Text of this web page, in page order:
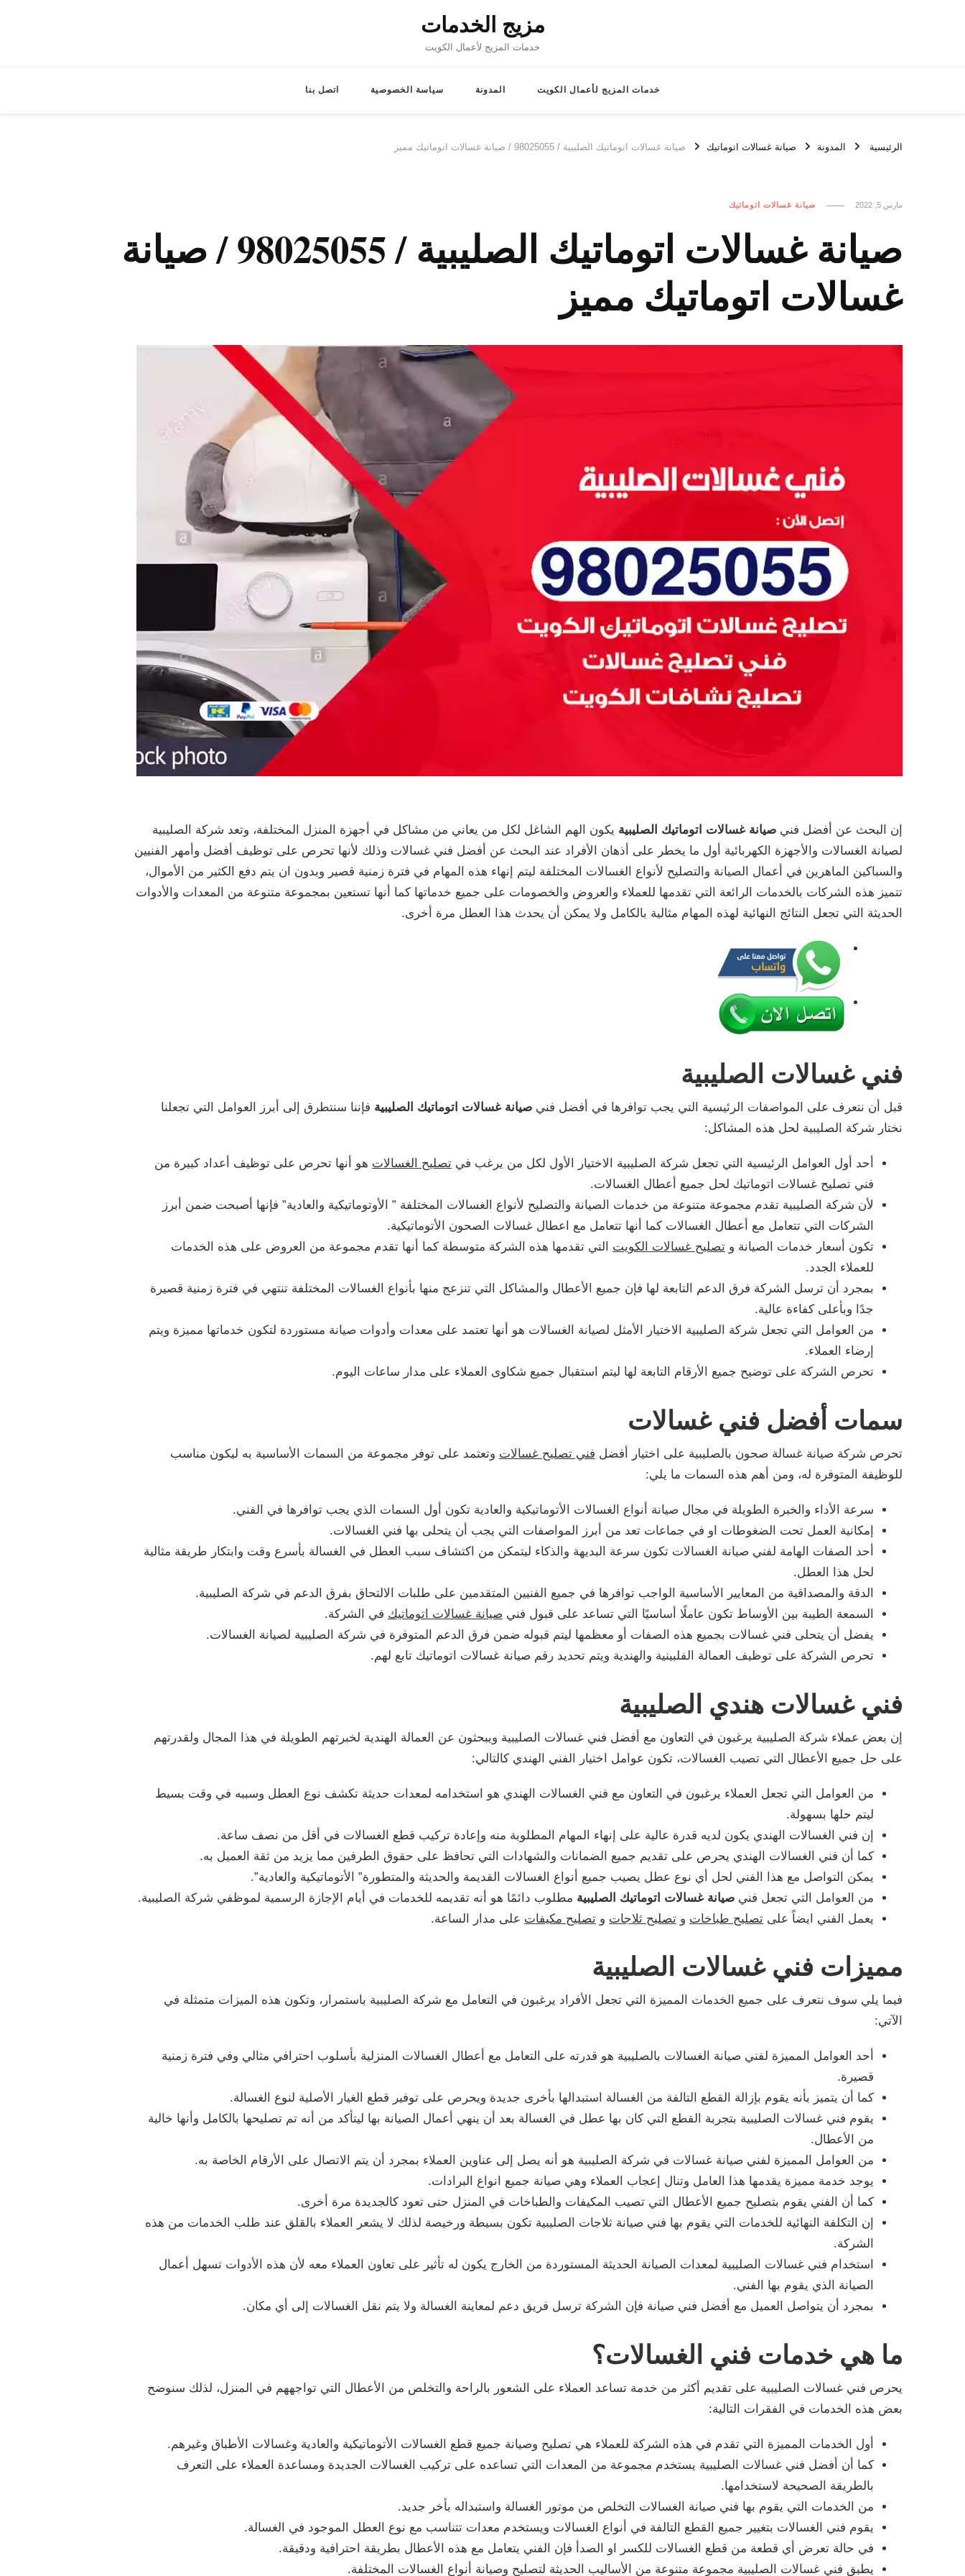
مزيج الخدمات
خدمات المزيج لأعمال الكويت
خدمات المزيج لأعمال الكويت المدونة سياسة الخصوصية اتصل بنا
الرئيسية المدونة صيانة غسالات اتوماتيك صيانة غسالات اتوماتيك الصليبية / 98025055 / صيانة غسالات اتوماتيك مميز
مارس 5, 2022 صيانة غسالات اتوماتيك
صيانة غسالات اتوماتيك الصليبية / 98025055 / صيانة
غسالات اتوماتيك مميز
إن البحث عن أفضل فني صيانة غسالات اتوماتيك الصليبية يكون الهم الشاغل لكل من يعاني من مشاكل في أجهزة المنزل المختلفة، وتعد شركة الصليبية
لصيانة الغسالات والأجهزة الكهربائية أول ما يخطر على أذهان الأفراد عند البحث عن أفضل فني غسالات وذلك لأنها تحرص على توظيف أفضل وأمهر الفنيين
والسباكين الماهرين في أعمال الصيانة والتصليح لأنواع الغسالات المختلفة ليتم إنهاء هذه المهام في فترة زمنية قصير وبدون ان يتم دفع الكثير من الأموال،
تتميز هذه الشركات بالخدمات الرائعة التي تقدمها للعملاء والعروض والخصومات على جميع خدماتها كما أنها تستعين بمجموعة متنوعة من المعدات والأدوات
الحديثة التي تجعل النتائج النهائية لهذه المهام مثالية بالكامل ولا يمكن أن يحدث هذا العطل مرة أخرى.
فني غسالات الصليبية
قبل أن نتعرف على المواصفات الرئيسية التي يجب توافرها في أفضل فني صيانة غسالات اتوماتيك الصليبية فإننا سنتطرق إلى أبرز العوامل التي تجعلنا
نختار شركة الصليبية لحل هذه المشاكل:
أحد أول العوامل الرئيسية التي تجعل شركة الصليبية الاختيار الأول لكل من يرغب في تصليح الغسالات هو أنها تحرص على توظيف أعداد كبيرة من
فني تصليح غسالات اتوماتيك لحل جميع أعطال الغسالات.
لأن شركة الصليبية تقدم مجموعة متنوعة من خدمات الصيانة والتصليح لأنواع الغسالات المختلفة ” الأوتوماتيكية والعادية” فإنها أصبحت ضمن أبرز
الشركات التي تتعامل مع أعطال الغسالات كما أنها تتعامل مع اعطال غسالات الصحون الأتوماتيكية.
تكون أسعار خدمات الصيانة و تصليح غسالات الكويت التي تقدمها هذه الشركة متوسطة كما أنها تقدم مجموعة من العروض على هذه الخدمات
للعملاء الجدد.
بمجرد أن ترسل الشركة فرق الدعم التابعة لها فإن جميع الأعطال والمشاكل التي تنزعج منها بأنواع الغسالات المختلفة تنتهي في فترة زمنية قصيرة
جدًا وبأعلى كفاءة عالية.
من العوامل التي تجعل شركة الصليبية الاختيار الأمثل لصيانة الغسالات هو أنها تعتمد على معدات وأدوات صيانة مستوردة لتكون خدماتها مميزة ويتم
إرضاء العملاء.
تحرص الشركة على توضيح جميع الأرقام التابعة لها ليتم استقبال جميع شكاوى العملاء على مدار ساعات اليوم.
سمات أفضل فني غسالات
تحرص شركة صيانة غسالة صحون بالصليبية على اختيار أفضل فني تصليح غسالات وتعتمد على توفر مجموعة من السمات الأساسية به ليكون مناسب
للوظيفة المتوفرة له، ومن أهم هذه السمات ما يلي:
سرعة الأداء والخبرة الطويلة في مجال صيانة أنواع الغسالات الأتوماتيكية والعادية تكون أول السمات الذي يجب توافرها في الفني.
إمكانية العمل تحت الضغوطات او في جماعات تعد من أبرز المواصفات التي يجب أن يتحلى بها فني الغسالات.
أحد الصفات الهامة لفني صيانة الغسالات تكون سرعة البديهة والذكاء ليتمكن من اكتشاف سبب العطل في الغسالة بأسرع وقت وابتكار طريقة مثالية
لحل هذا العطل.
الدقة والمصداقية من المعايير الأساسية الواجب توافرها في جميع الفنيين المتقدمين على طلبات الالتحاق بفرق الدعم في شركة الصليبية.
السمعة الطيبة بين الأوساط تكون عاملًا أساسيًا التي تساعد على قبول فني صيانة غسالات اتوماتيك في الشركة.
يفضل أن يتحلى فني غسالات بجميع هذه الصفات أو معظمها ليتم قبوله ضمن فرق الدعم المتوفرة في شركة الصليبية لصيانة الغسالات.
تحرص الشركة على توظيف العمالة الفلبينية والهندية ويتم تحديد رقم صيانة غسالات اتوماتيك تابع لهم.
فني غسالات هندي الصليبية
إن بعض عملاء شركة الصليبية يرغبون في التعاون مع أفضل فني غسالات الصليبية ويبحثون عن العمالة الهندية لخبرتهم الطويلة في هذا المجال ولقدرتهم
على حل جميع الأعطال التي تصيب الغسالات، تكون عوامل اختيار الفني الهندي كالتالي:
من العوامل التي تجعل العملاء يرغبون في التعاون مع فني الغسالات الهندي هو استخدامه لمعدات حديثة تكشف نوع العطل وسببه في وقت بسيط
ليتم حلها بسهولة.
إن فني الغسالات الهندي يكون لديه قدرة عالية على إنهاء المهام المطلوبة منه وإعادة تركيب قطع الغسالات في أقل من نصف ساعة.
كما أن فني الغسالات الهندي يحرص على تقديم جميع الضمانات والشهادات التي تحافظ على حقوق الطرفين مما يزيد من ثقة العميل به.
يمكن التواصل مع هذا الفني لحل أي نوع عطل يصيب جميع أنواع الغسالات القديمة والحديثة والمتطورة” الأتوماتيكية والعادية”.
من العوامل التي تجعل فني صيانة غسالات اتوماتيك الصليبية مطلوب دائمًا هو أنه تقديمه للخدمات في أيام الإجازة الرسمية لموظفي شركة الصليبية.
يعمل الفني ايضاً على تصليح طباخات و تصليح ثلاجات و تصليح مكيفات على مدار الساعة.
مميزات فني غسالات الصليبية
فيما يلي سوف نتعرف على جميع الخدمات المميزة التي تجعل الأفراد يرغبون في التعامل مع شركة الصليبية باستمرار، وتكون هذه الميزات متمثلة في
الآتي:
أحد العوامل المميزة لفني صيانة الغسالات بالصليبية هو قدرته على التعامل مع أعطال الغسالات المنزلية بأسلوب احترافي مثالي وفي فترة زمنية
قصيرة.
كما أن يتميز بأنه يقوم بإزالة القطع التالفة من الغسالة استبدالها بأخرى جديدة ويحرص على توفير قطع الغيار الأصلية لنوع الغسالة.
يقوم فني غسالات الصليبية بتجربة القطع التي كان بها عطل في الغسالة بعد أن ينهي أعمال الصيانة بها ليتأكد من أنه تم تصليحها بالكامل وأنها خالية
من الأعطال.
من العوامل المميزة لفني صيانة غسالات في شركة الصليبية هو أنه يصل إلى عناوين العملاء بمجرد أن يتم الاتصال على الأرقام الخاصة به.
يوجد خدمة مميزة يقدمها هذا العامل وتنال إعجاب العملاء وهي صيانة جميع انواع البرادات.
كما أن الفني يقوم بتصليح جميع الأعطال التي تصيب المكيفات والطباخات في المنزل حتى تعود كالجديدة مرة أخرى.
إن التكلفة النهائية للخدمات التي يقوم بها فني صيانة ثلاجات الصليبية تكون بسيطة ورخيصة لذلك لا يشعر العملاء بالقلق عند طلب الخدمات من هذه
الشركة.
استخدام فني غسالات الصليبية لمعدات الصيانة الحديثة المستوردة من الخارج يكون له تأثير على تعاون العملاء معه لأن هذه الأدوات تسهل أعمال
الصيانة الذي يقوم بها الفني.
بمجرد أن يتواصل العميل مع أفضل فني صيانة فإن الشركة ترسل فريق دعم لمعاينة الغسالة ولا يتم نقل الغسالات إلى أي مكان.
ما هي خدمات فني الغسالات؟
يحرص فني غسالات الصليبية على تقديم أكثر من خدمة تساعد العملاء على الشعور بالراحة والتخلص من الأعطال التي تواجههم في المنزل، لذلك سنوضح
بعض هذه الخدمات في الفقرات التالية:
أول الخدمات المميزة التي تقدم في هذه الشركة للعملاء هي تصليح وصيانة جميع قطع الغسالات الأتوماتيكية والعادية وغسالات الأطباق وغيرهم.
كما أن أفضل فني غسالات الصليبية يستخدم مجموعة من المعدات التي تساعده على تركيب الغسالات الجديدة ومساعدة العملاء على التعرف
بالطريقة الصحيحة لاستخدامها.
من الخدمات التي يقوم بها فني صيانة الغسالات التخلص من موتور الغسالة واستبداله بأخر جديد.
يقوم فني الغسالات بتغيير جميع القطع التالفة في أنواع الغسالات ويستخدم معدات تتناسب مع نوع العطل الموجود في الغسالة.
في حالة تعرض أي قطعة من قطع الغسالات للكسر او الصدأ فإن الفني يتعامل مع هذه الأعطال بطريقة احترافية ودقيقة.
يطبق فني غسالات الصليبية مجموعة متنوعة من الأساليب الحديثة لتصليح وصيانة أنواع الغسالات المختلفة.